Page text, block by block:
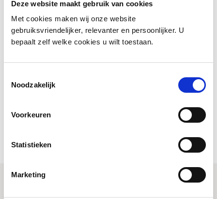
Deze website maakt gebruik van cookies
Met cookies maken wij onze website
gebruiksvriendelijker, relevanter en persoonlijker. U
bepaalt zelf welke cookies u wilt toestaan.
Noodzakelijk
Voorkeuren
Statistieken
Marketing
het
van
de
afbeeldingen-
100
% of100
€ 139,99
€ 169,99
IN MIJN WINKELMANDJE
Volgende werkdag in huis
Gemaakt van uitsluitend zorgvuldig geselecteerde materialen.
2 jaar garantie
PRODUCTBESCHRIJVING
PRODUCTEIGENSCHAPPEN